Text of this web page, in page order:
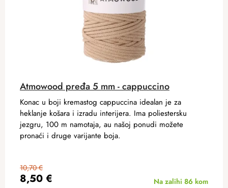
Atmowood pređa 5 mm - cappuccino
8,50 €
10,70 €
Na zalihi 86 kom
Konac u boji kremastog cappuccina idealan je za
heklanje košara i izradu interijera. Ima poliestersku
jezgru, 100 m namotaja, au našoj ponudi možete
pronaći i druge varijante boja.